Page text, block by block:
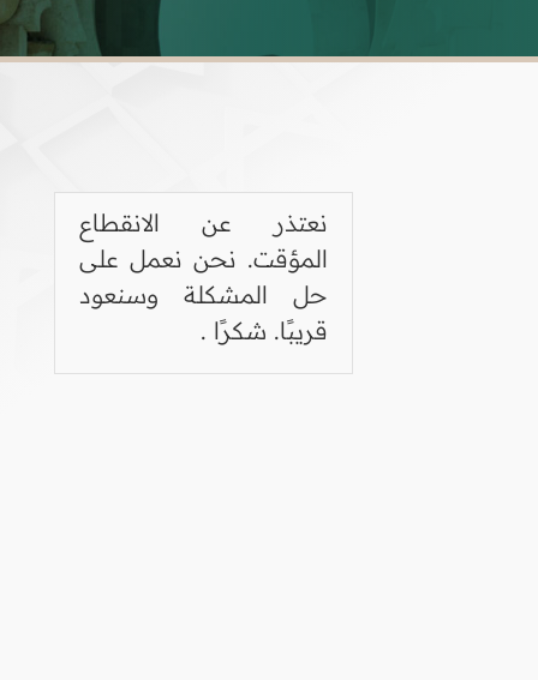
نعتذر عن الانقطاع
المؤقت. نحن نعمل على
حل المشكلة وسنعود
قريبًا. شكرًا .